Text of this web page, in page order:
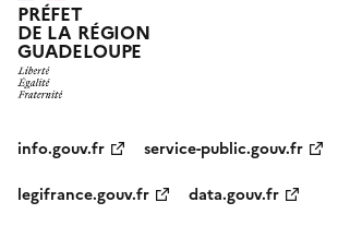
PRÉFET
DE LA RÉGION
GUADELOUPE
info.gouv.fr
service-public.gouv.fr
legifrance.gouv.fr
data.gouv.fr